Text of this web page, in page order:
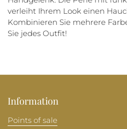
verleiht Ihrem Look einen
Kombinieren Sie mehrere
Sie jedes Outfit!
Information
Points of sale